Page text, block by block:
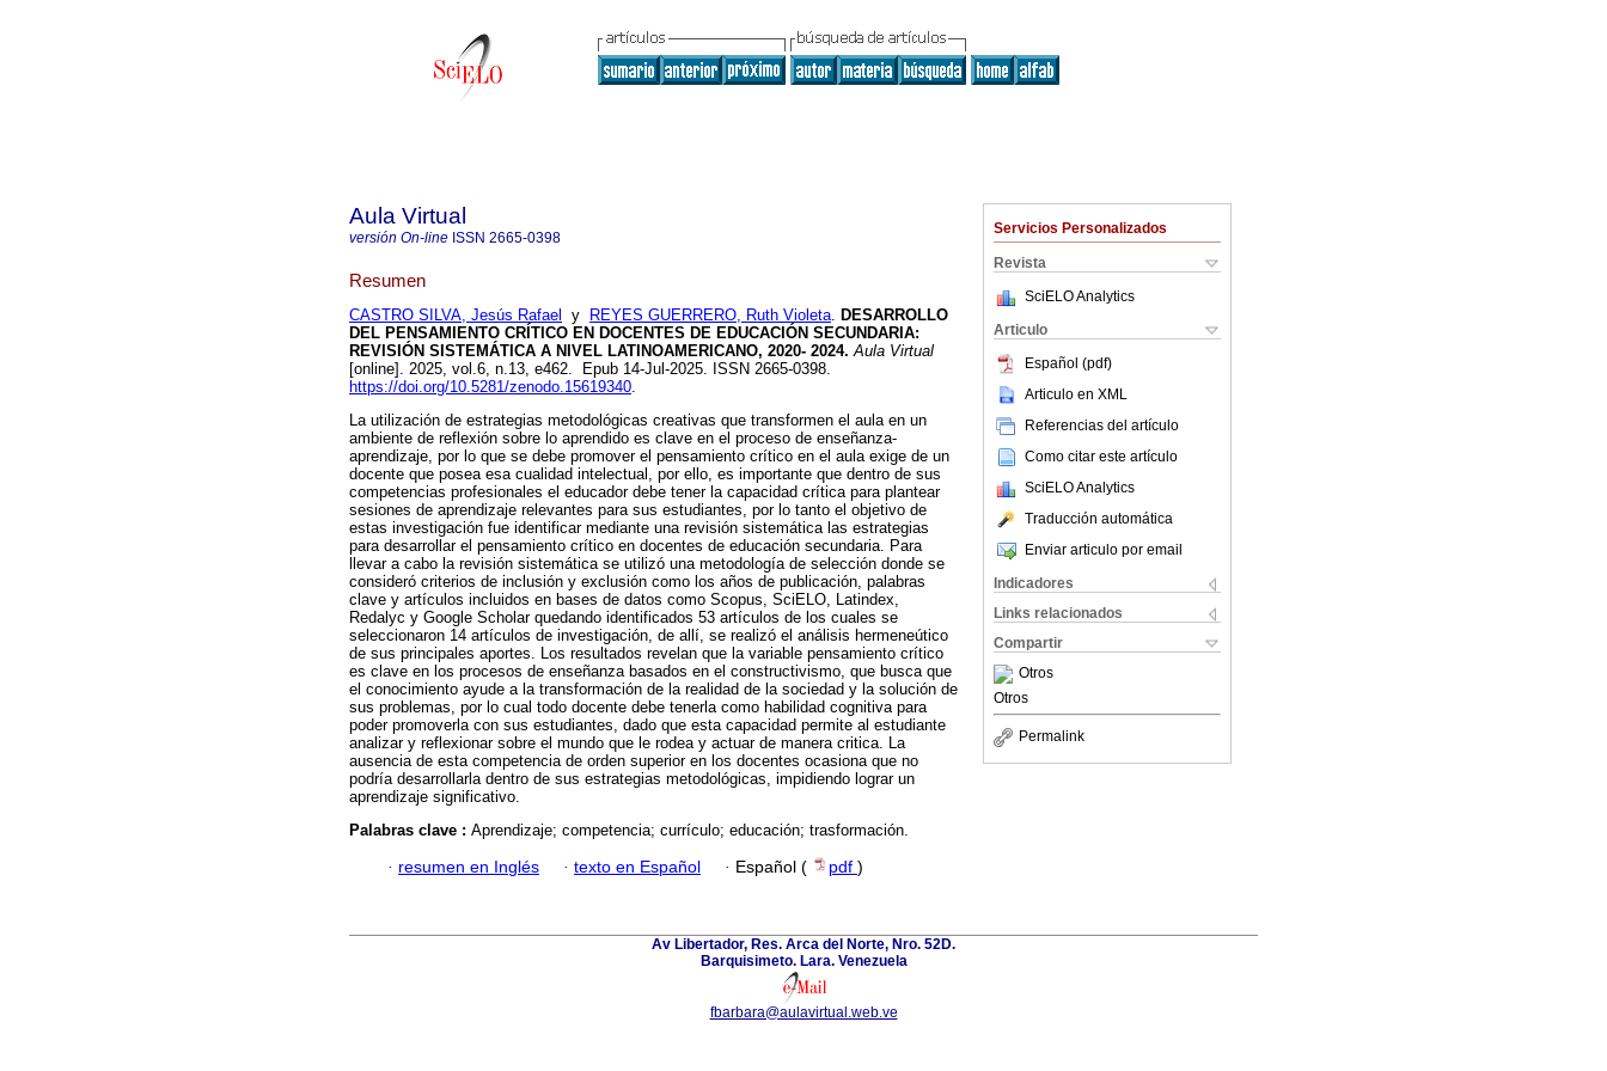
Servicios Personalizados
Revista
SciELO Analytics
Articulo
Español (pdf)
Articulo en XML
Referencias del artículo
Como citar este artículo
SciELO Analytics
Traducción automática
Enviar articulo por email
Indicadores
Links relacionados
Compartir
Otros
Otros
Permalink
Aula Virtual
versión On-line ISSN 2665-0398
Resumen
CASTRO SILVA, Jesús Rafael y REYES GUERRERO, Ruth Violeta. DESARROLLO
DEL PENSAMIENTO CRÍTICO EN DOCENTES DE EDUCACIÓN SECUNDARIA:
REVISIÓN SISTEMÁTICA A NIVEL LATINOAMERICANO, 2020- 2024. Aula Virtual
[online]. 2025, vol.6, n.13, e462. Epub 14-Jul-2025. ISSN 2665-0398.
https://doi.org/10.5281/zenodo.15619340.
La utilización de estrategias metodológicas creativas que transformen el aula en un
ambiente de reflexión sobre lo aprendido es clave en el proceso de enseñanza-
aprendizaje, por lo que se debe promover el pensamiento crítico en el aula exige de un
docente que posea esa cualidad intelectual, por ello, es importante que dentro de sus
competencias profesionales el educador debe tener la capacidad crítica para plantear
sesiones de aprendizaje relevantes para sus estudiantes, por lo tanto el objetivo de
estas investigación fue identificar mediante una revisión sistemática las estrategias
para desarrollar el pensamiento crítico en docentes de educación secundaria. Para
llevar a cabo la revisión sistemática se utilizó una metodología de selección donde se
consideró criterios de inclusión y exclusión como los años de publicación, palabras
clave y artículos incluidos en bases de datos como Scopus, SciELO, Latindex,
Redalyc y Google Scholar quedando identificados 53 artículos de los cuales se
seleccionaron 14 artículos de investigación, de allí, se realizó el análisis hermeneútico
de sus principales aportes. Los resultados revelan que la variable pensamiento crítico
es clave en los procesos de enseñanza basados en el constructivismo, que busca que
el conocimiento ayude a la transformación de la realidad de la sociedad y la solución de
sus problemas, por lo cual todo docente debe tenerla como habilidad cognitiva para
poder promoverla con sus estudiantes, dado que esta capacidad permite al estudiante
analizar y reflexionar sobre el mundo que le rodea y actuar de manera critica. La
ausencia de esta competencia de orden superior en los docentes ocasiona que no
podría desarrollarla dentro de sus estrategias metodológicas, impidiendo lograr un
aprendizaje significativo.
Palabras clave : Aprendizaje; competencia; currículo; educación; trasformación.
· resumen en Inglés · texto en Español · Español ( pdf )
Av Libertador, Res. Arca del Norte, Nro. 52D.
Barquisimeto. Lara. Venezuela
fbarbara@aulavirtual.web.ve